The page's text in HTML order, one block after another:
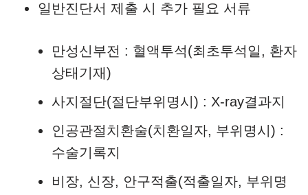
일반진단서 제출 시 추가 필요 서류
만성신부전 : 혈액투석(최초투석일, 환자
상태기재)
사지절단(절단부위명시) : X-ray결과지
인공관절치환술(치환일자, 부위명시) :
수술기록지
비장, 신장, 안구적출(적출일자, 부위명